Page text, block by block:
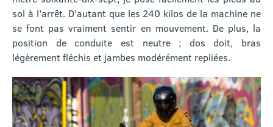
sol à l’arrêt. D’autant que les 240 kilos de la machine ne
se font pas vraiment sentir en mouvement. De plus, la
position de conduite est neutre ; dos doit, bras
légèrement fléchis et jambes modérément repliées.